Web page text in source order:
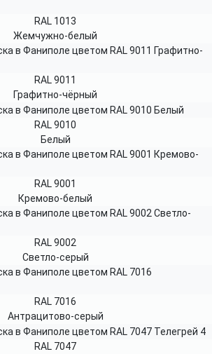
RAL 1013
Жемчужно-белый
RAL 9011
Графитно-чёрный
RAL 9010
Белый
RAL 9001
Кремово-белый
RAL 9002
Светло-серый
RAL 7016
Антрацитово-серый
RAL 7047